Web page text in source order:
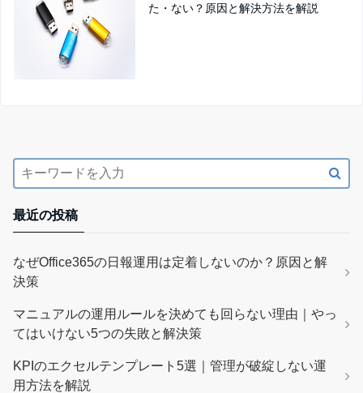
た・ない？原因と解決方法を解説
最近の投稿
なぜOffice365の日報運用は定着しないのか？原因と解
決策
マニュアルの運用ルールを決めても回らない理由｜やっ
てはいけない5つの失敗と解決策
KPIのエクセルテンプレート5選｜管理が破綻しない運
用方法を解説